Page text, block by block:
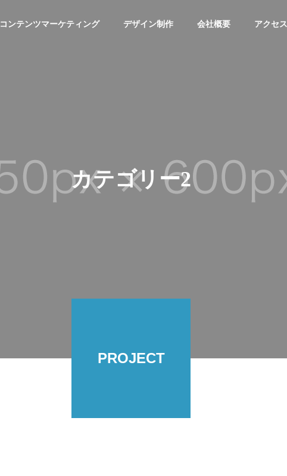
コンテンツマーケティング デザイン制作 会社概要 アクセス
カテゴリー2
PROJECT